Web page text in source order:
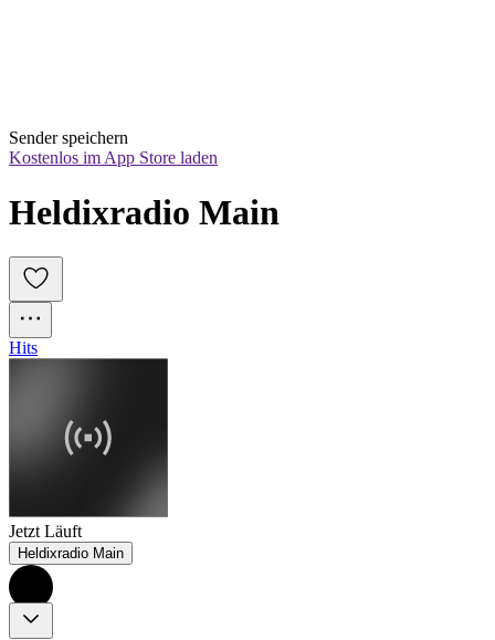
Sender speichern
Kostenlos im App Store laden
Heldixradio Main
Hits
Jetzt Läuft
Heldixradio Main